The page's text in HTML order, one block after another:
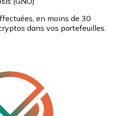
en moins de 30
dans vos portefeuilles.